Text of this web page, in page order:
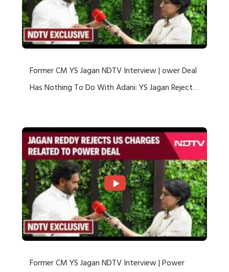
Former CM YS Jagan NDTV Interview | ower Deal
Has Nothing To Do With Adani: YS Jagan Rejects
Former CM YS Jagan NDTV Interview | Power